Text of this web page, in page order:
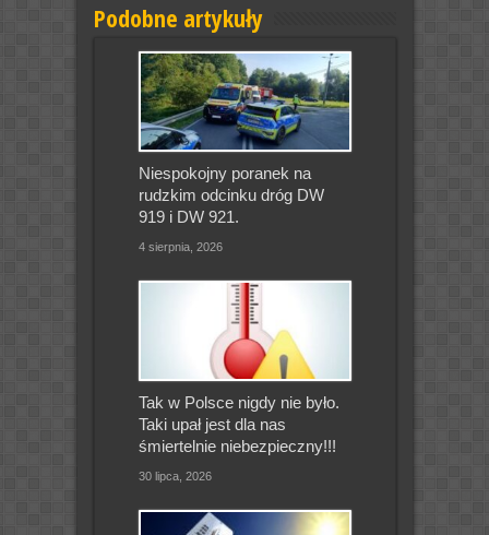
Podobne artykuły
Niespokojny poranek na
rudzkim odcinku dróg DW
919 i DW 921.
4 sierpnia, 2026
Tak w Polsce nigdy nie było.
Taki upał jest dla nas
śmiertelnie niebezpieczny!!!
30 lipca, 2026